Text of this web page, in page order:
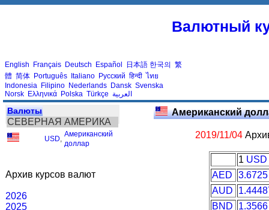
Валютный
English Français Deutsch Español 日本語 한국의 繁
體 简体 Português Italiano Русский हिन्दी ไทย
Indonesia Filipino Nederlands Dansk Svenska
Norsk Ελληνικά Polska Türkçe العربية
Валюты
СЕВЕРНАЯ АМЕРИКА
USD
Американский
доллар
Архив курсов валют
2026
2025
Американский
2019/11/04
1 USD
AED
3.6725
AUD
BND
1.3566